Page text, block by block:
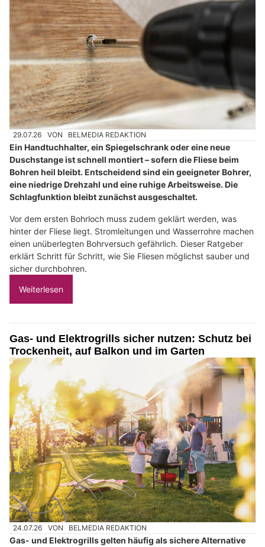
29.07.26 VON BELMEDIA REDAKTION
Ein Handtuchhalter, ein Spiegelschrank oder eine neue
Duschstange ist schnell montiert – sofern die Fliese beim
Bohren heil bleibt. Entscheidend sind ein geeigneter Bohrer,
eine niedrige Drehzahl und eine ruhige Arbeitsweise. Die
Schlagfunktion bleibt zunächst ausgeschaltet.
Vor dem ersten Bohrloch muss zudem geklärt werden, was
hinter der Fliese liegt. Stromleitungen und Wasserrohre machen
einen unüberlegten Bohrversuch gefährlich. Dieser Ratgeber
erklärt Schritt für Schritt, wie Sie Fliesen möglichst sauber und
sicher durchbohren.
Weiterlesen
Gas- und Elektrogrills sicher nutzen: Schutz bei
Trockenheit, auf Balkon und im Garten
24.07.26 VON BELMEDIA REDAKTION
Gas- und Elektrogrills gelten häufig als sichere Alternative